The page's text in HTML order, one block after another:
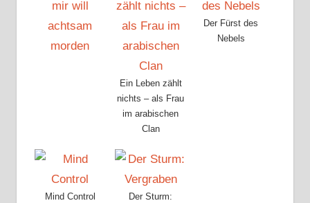
Ein Leben zählt
nichts – als Frau
im arabischen
Clan
Der Fürst des
Nebels
Mind Control
Der Sturm: